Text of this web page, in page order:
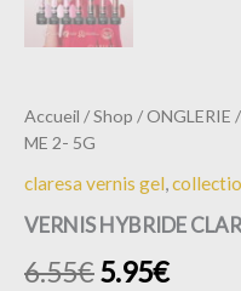
Accueil /Shop /ONGLERIE
ME 2- 5G
claresa vernis gel,
VERNIS HYBRIDE
6.55€5.95€